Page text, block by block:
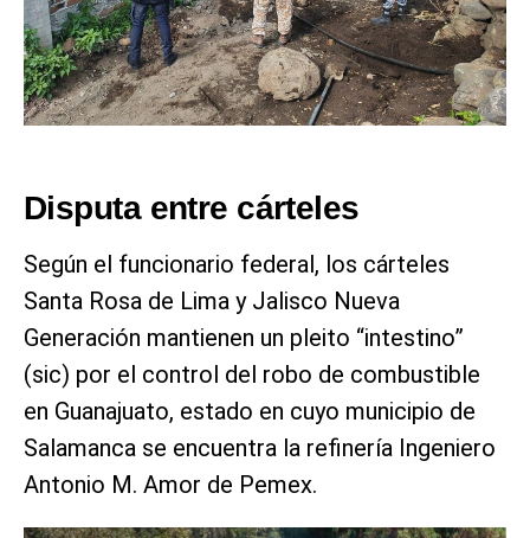
Disputa entre cárteles
Según el funcionario federal, los cárteles
Santa Rosa de Lima y Jalisco Nueva
Generación mantienen un pleito “intestino”
(sic) por el control del robo de combustible
en Guanajuato, estado en cuyo municipio de
Salamanca se encuentra la refinería Ingeniero
Antonio M. Amor de Pemex.